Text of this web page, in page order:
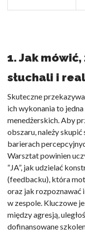
1. Jak
słuchali i
Skuteczne
ich wykonania to
menedżerskich. Aby
obszaru, należy
barierach
Warsztat powinien
“JA”, jak udzielać
(feedbacku), która
oraz jak rozpoznawać
w zespole. Kluczowe
między agresją,
dofinansowane